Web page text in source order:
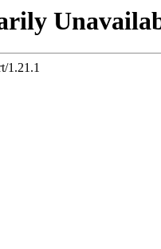
1.21.1